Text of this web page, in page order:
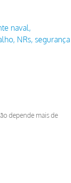
naval,
, NRs, segurança
depende mais de